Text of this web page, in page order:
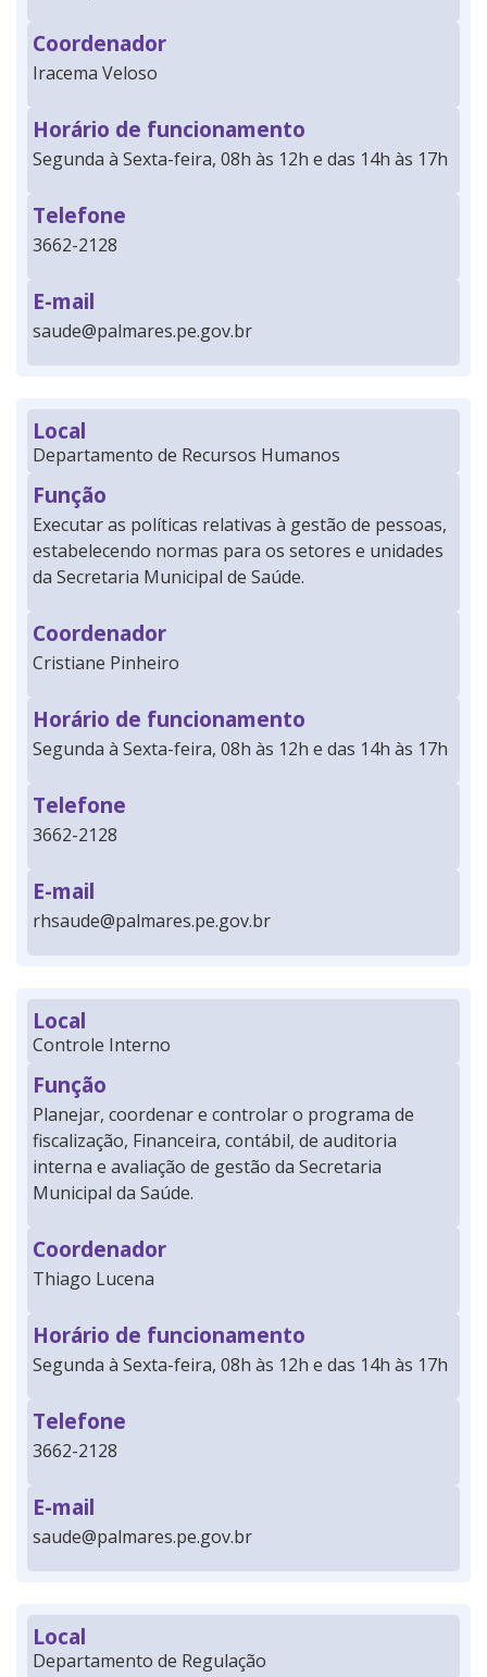
Coordenador
Iracema Veloso
Horário de funcionamento
Segunda à Sexta-feira, 08h às 12h e das 14h às 17h
Telefone
3662-2128
E-mail
saude@palmares.pe.gov.br
Local
Departamento de Recursos Humanos
Função
Executar as políticas relativas à gestão de pessoas,
estabelecendo normas para os setores e unidades
da Secretaria Municipal de Saúde.
Coordenador
Cristiane Pinheiro
Horário de funcionamento
Segunda à Sexta-feira, 08h às 12h e das 14h às 17h
Telefone
3662-2128
E-mail
rhsaude@palmares.pe.gov.br
Local
Controle Interno
Função
Planejar, coordenar e controlar o programa de
fiscalização, Financeira, contábil, de auditoria
interna e avaliação de gestão da Secretaria
Municipal da Saúde.
Coordenador
Thiago Lucena
Horário de funcionamento
Segunda à Sexta-feira, 08h às 12h e das 14h às 17h
Telefone
3662-2128
E-mail
saude@palmares.pe.gov.br
Local
Departamento de Regulação